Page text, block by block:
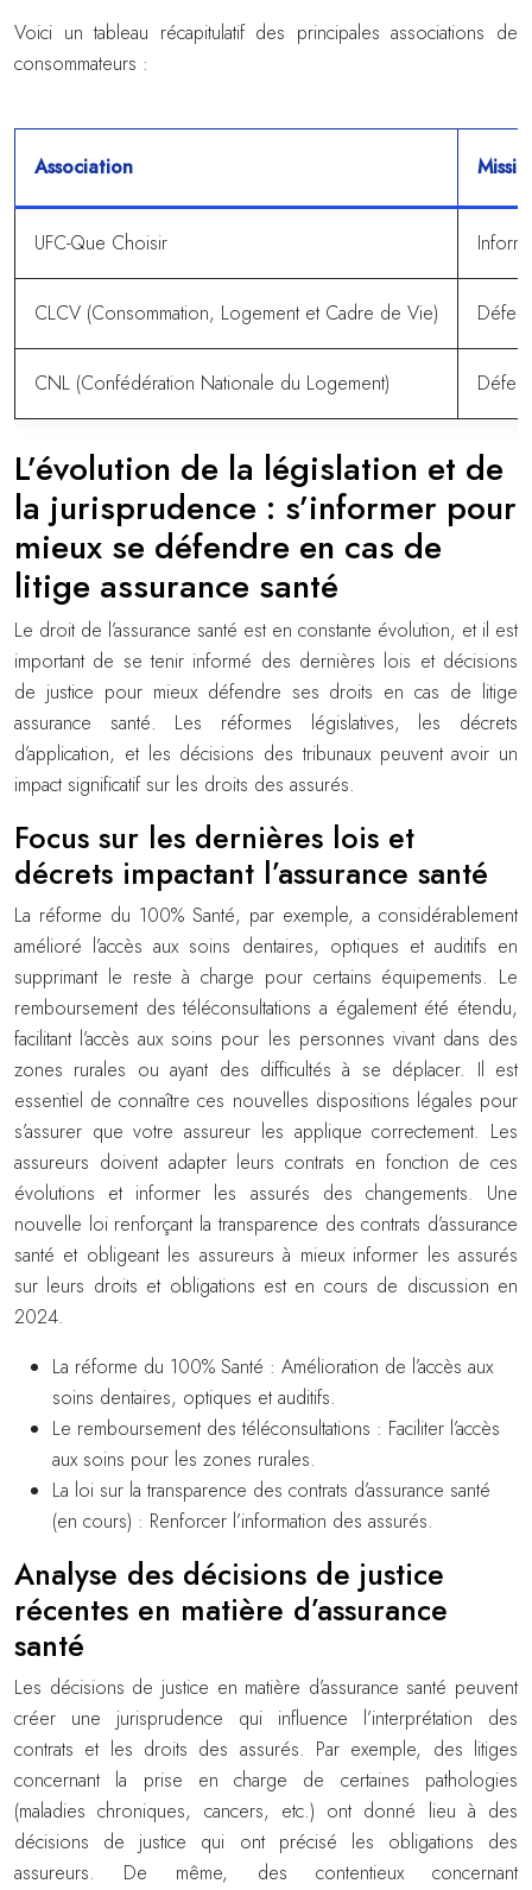
Voici un tableau récapitulatif des principales associations de
consommateurs :
Association
UFC-Que Choisir
CLCV (Consommation, Logement et Cadre de Vie)
CNL (Confédération Nationale du Logement)
L’évolution de la législation et de
la jurisprudence : s’informer pour
mieux se défendre en cas de
litige assurance santé
Le droit de l’assurance santé est en constante évolution, et il est
important de se tenir informé des dernières lois et décisions
de justice pour mieux défendre ses droits en cas de litige
assurance santé. Les réformes législatives, les décrets
d’application, et les décisions des tribunaux peuvent avoir un
impact significatif sur les droits des assurés.
Focus sur les dernières lois et
décrets impactant l’assurance santé
La réforme du 100% Santé, par exemple, a considérablement
amélioré l’accès aux soins dentaires, optiques et auditifs en
supprimant le reste à charge pour certains équipements. Le
remboursement des téléconsultations a également été étendu,
facilitant l’accès aux soins pour les personnes vivant dans des
zones rurales ou ayant des difficultés à se déplacer. Il est
essentiel de connaître ces nouvelles dispositions légales pour
s’assurer que votre assureur les applique correctement. Les
assureurs doivent adapter leurs contrats en fonction de ces
évolutions et informer les assurés des changements. Une
nouvelle loi renforçant la transparence des contrats d’assurance
santé et obligeant les assureurs à mieux informer les assurés
sur leurs droits et obligations est en cours de discussion en
2024.
La réforme du 100% Santé : Amélioration de l’accès aux
soins dentaires, optiques et auditifs.
Le remboursement des téléconsultations : Faciliter l’accès
aux soins pour les zones rurales.
La loi sur la transparence des contrats d’assurance santé
(en cours) : Renforcer l’information des assurés.
Analyse des décisions de justice
récentes en matière d’assurance
santé
Les décisions de justice en matière d’assurance santé peuvent
créer une jurisprudence qui influence l’interprétation des
contrats et les droits des assurés. Par exemple, des litiges
concernant la prise en charge de certaines pathologies
(maladies chroniques, cancers, etc.) ont donné lieu à des
décisions de justice qui ont précisé les obligations des
assureurs. De même, des contentieux concernant